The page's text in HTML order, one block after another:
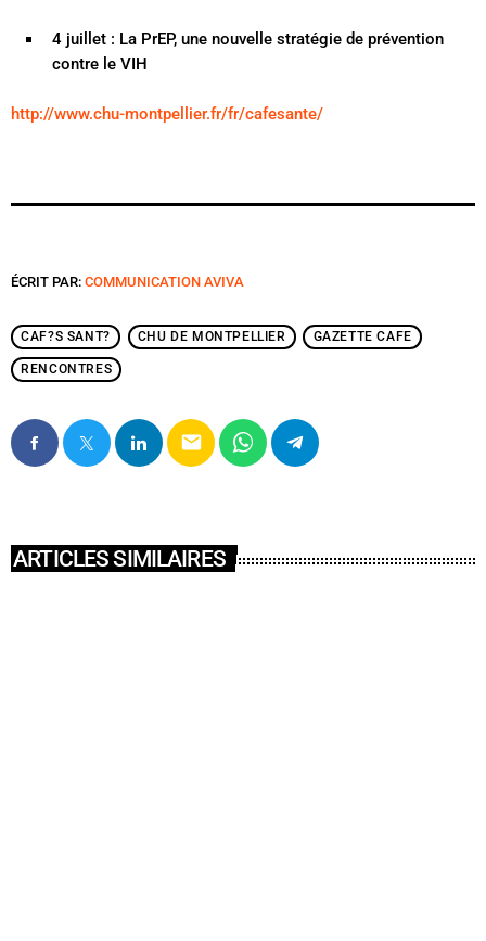
4 juillet : La PrEP, une nouvelle stratégie de prévention
contre le VIH
http://www.chu-montpellier.fr/fr/cafesante/
ÉCRIT PAR: COMMUNICATION AVIVA
CAF?S SANT? CHU DE MONTPELLIER GAZETTE CAFE
RENCONTRES
email
ARTICLES SIMILAIRES